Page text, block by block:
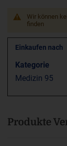
Wir können
finden
Einkaufen nach
Kategorie
Medizin 95
Produkte